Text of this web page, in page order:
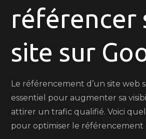
à
référencer
site sur
Le référencement d’un site web
essentiel pour augmenter sa
attirer un trafic qualifié. Voici
pour optimiser le référencement